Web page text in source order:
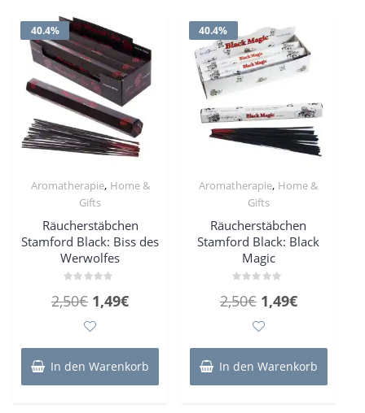
40.4%
Aromatherapie, Home &
Gifts
Räucherstäbchen
Stamford Black: Biss des
Werwolfes
mit
2,50€ Ursprünglicher
Preis
war:
2,50€
1,49€Aktueller
ist:
1,49€.
In den Warenkorb
40.4%
Aromatherapie, Home &
Gifts
Räucherstäbchen
Stamford Black: Black
Magic
mit
2,50€ Ursprünglicher
Preis
war:
2,50€
1,49€Aktueller
ist:
1,49€.
In den Warenkorb